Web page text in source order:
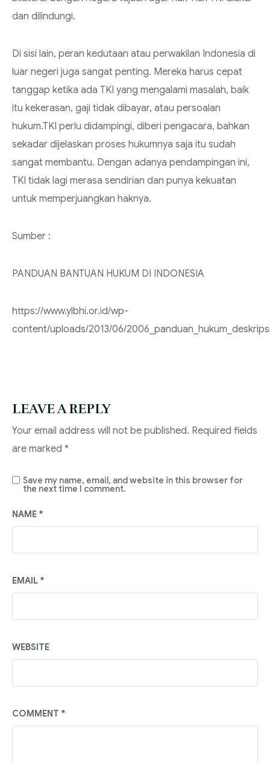
dan dilindungi.
Di sisi lain, peran kedutaan atau perwakilan Indonesia di
luar negeri juga sangat penting. Mereka harus cepat
tanggap ketika ada TKI yang mengalami masalah, baik
itu kekerasan, gaji tidak dibayar, atau persoalan
hukum.TKI perlu didampingi, diberi pengacara, bahkan
sekadar dijelaskan proses hukumnya saja itu sudah
sangat membantu. Dengan adanya pendampingan ini,
TKI tidak lagi merasa sendirian dan punya kekuatan
untuk memperjuangkan haknya.
Sumber :
PANDUAN BANTUAN HUKUM DI INDONESIA
https://www.ylbhi.or.id/wp-
content/uploads/2013/06/
LEAVE A REPLY
Your email address will not be published. Required fields
are marked *
COMMENT *
NAME *
EMAIL *
WEBSITE
Save my name, email, and website in this browser for
the next time I comment.